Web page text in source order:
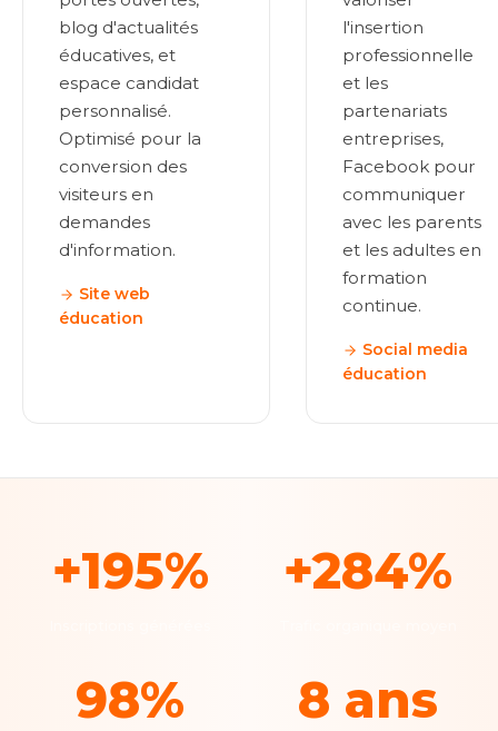
blog d'actualités
éducatives, et
espace candidat
personnalisé.
Optimisé pour la
conversion des
visiteurs en
demandes
d'information.
Site web
éducation
l'insertion
professionnelle
et les
partenariats
entreprises,
Facebook pour
communiquer
avec les parents
et les adultes en
formation
continue.
Social media
éducation
+195% +284%
98% 8 ans